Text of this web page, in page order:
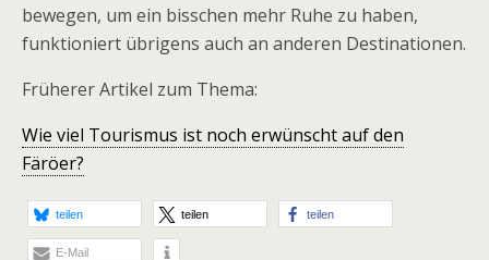
bewegen, um ein bisschen mehr Ruhe zu haben,
funktioniert übrigens auch an anderen Destinationen.
Früherer Artikel zum Thema:
Wie viel Tourismus ist noch erwünscht auf den
Färöer?
teilen teilen teilen
E-Mail